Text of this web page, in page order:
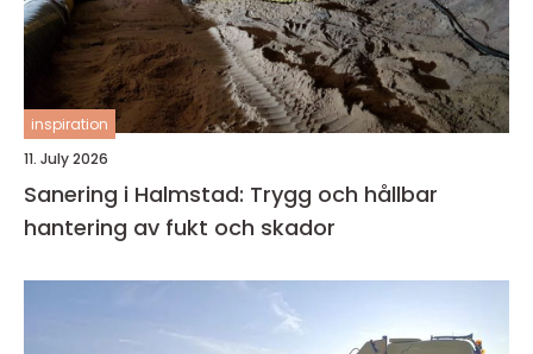
inspiration
11. July 2026
Sanering i Halmstad: Trygg och hållbar
hantering av fukt och skador